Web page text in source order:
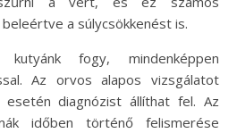
a súlycsökkenést is.
fogy, mindenképpen
Az orvos alapos vizsgálatot
diagnózist állíthat fel. Az
időben történő felismerése